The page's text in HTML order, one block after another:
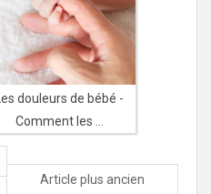
Les douleurs de bébé -
Comment les ...
Article plus ancien